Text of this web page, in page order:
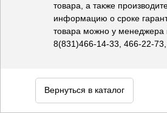
товара, а также
информацию о сроке
товара можно у
8(831)466-14-33, 466-22-
Вернуться в каталог